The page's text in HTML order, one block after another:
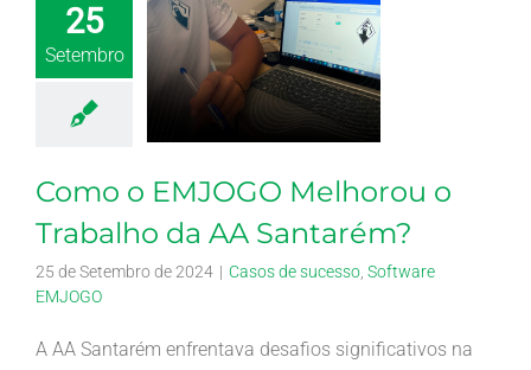
25
Setembro
Como o EMJOGO Melhorou o
Trabalho da AA Santarém?
25 de Setembro de 2024 | Casos de sucesso Software
EMJOGO
A AA Santarém enfrentava desafios significativos na